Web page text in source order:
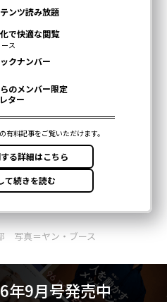
写真＝ヤン・ブース
年9月号発売中